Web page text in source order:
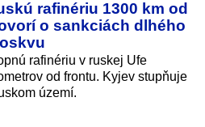
rafinériu 1300 km od
o sankciách dlhého
rafinériu v ruskej Ufe
od frontu. Kyjev stupňuje
území.